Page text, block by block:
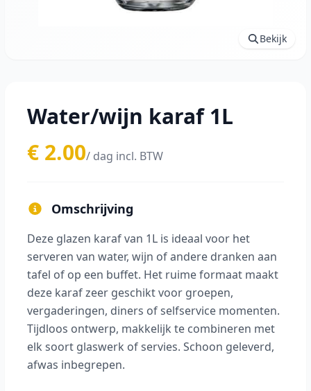
Bekijk
Water/wijn karaf 1L
€ 2.00/ dag incl. BTW
Omschrijving
Deze glazen karaf van 1L is ideaal voor het
serveren van water, wijn of andere dranken aan
tafel of op een buffet. Het ruime formaat maakt
deze karaf zeer geschikt voor groepen,
vergaderingen, diners of selfservice momenten.
Tijdloos ontwerp, makkelijk te combineren met
elk soort glaswerk of servies. Schoon geleverd,
afwas inbegrepen.